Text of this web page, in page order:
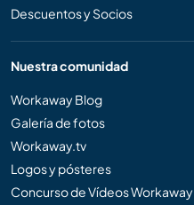
Descuentos y Socios
Nuestra comunidad
Workaway Blog
Galería de fotos
Workaway.tv
Logos y pósteres
Concurso de Vídeos Workaway